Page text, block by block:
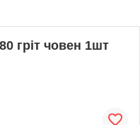
гріт човен 1шт